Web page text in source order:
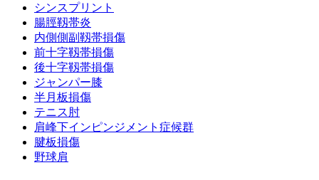
シンスプリント
腸脛靱帯炎
内側側副靱帯損傷
前十字靱帯損傷
後十字靱帯損傷
ジャンパー膝
半月板損傷
テニス肘
肩峰下インピンジメント症候群
腱板損傷
野球肩